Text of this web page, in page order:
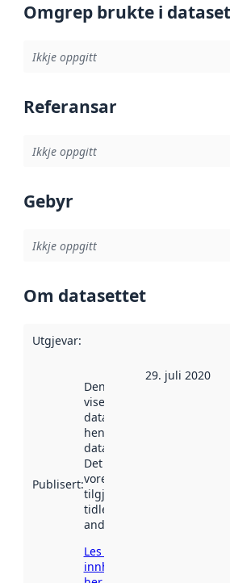
Omgrep brukte i
Ikkje oppgitt
Referansar
Ikkje oppgitt
Gebyr
Ikkje oppgitt
Om datasettet
Utgjevar:
Publisert:
Denne datoen
viser når
datasettet vart
henta inn av
data.norge.no.
Det kan ha
vore
tilgjengeleg
tidlegare
andre stader.
Les meir om
innhenting
29. juli 2020